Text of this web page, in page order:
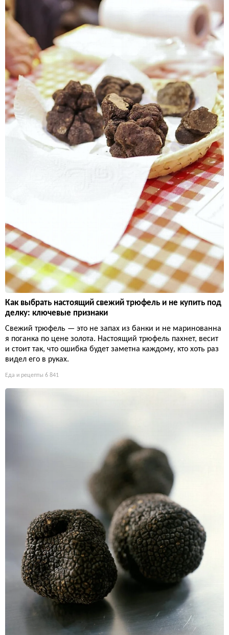
Как выбрать настоящий свежий трюфель и не купить под
делку: ключевые признаки
Свежий трюфель — это не запах из банки и не маринованна
я поганка по цене золота. Настоящий трюфель пахнет, весит
и стоит так, что ошибка будет заметна каждому, кто хоть раз
видел его в руках.
Еда и рецепты 6 841